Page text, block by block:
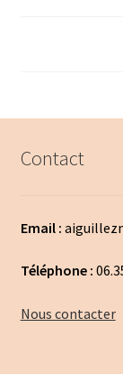
Contact
Email :
Téléphone :
Nous contacter